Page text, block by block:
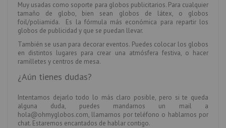
Muy usadas como soporte para globos publicitarios. Para cualquier
tamaño de globo, bien sean globos de látex, o globos
foil/poliamida. Es la fórmula más económica para repartir los
globos de publicidad y que se puedan llevar.
También se usan para decorar eventos. Puedes colocar los globos
en distintos lugares para crear una atmósfera festiva, o hacer
ramilletes y centros de mesa.
¿Aún tienes dudas?
Intentamos dejarlo todo lo más claro posible, pero si te queda
alguna duda, puedes mandarnos un mail a
hola@ohmyglobos.com, llamarnos por teléfono o hablarnos por
chat. Estaremos encantados de hablar contigo.